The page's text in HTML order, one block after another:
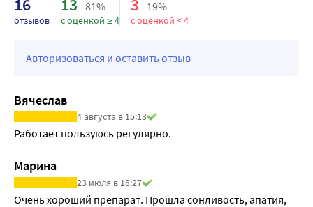
тонизирующее действие на центральную нервную
хроническим алкоголизмом при синдроме абстиненции.
16
отзывов
13 81%
с оценкой ≥ 4
3 19%
с оценкой < 4
Авторизоваться и оставить отзыв
Вячеслав
4 августа в 15:13
Работает пользуюсь регулярно.
Марина
23 июля в 18:27
Очень хороший препарат. Прошла сонливость, апатия,